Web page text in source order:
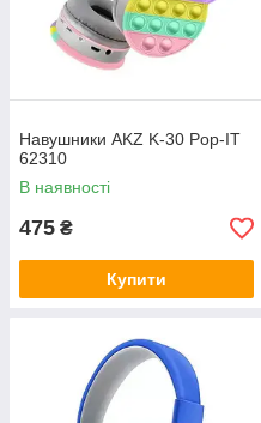
Навушники AKZ K-30 Pop-IT
62310
В наявності
475 ₴
Купити